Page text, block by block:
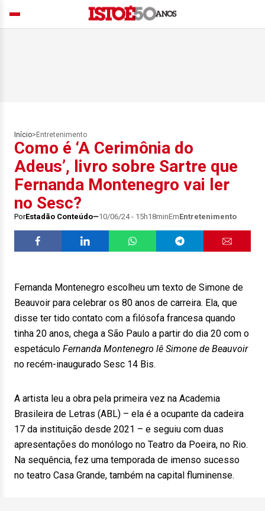
Início> Entretenimento
Como é ‘A Cerimônia do
Adeus’, livro sobre Sartre que
Fernanda Montenegro vai ler
no Sesc?
PorEstadão Conteúdo 10/06/24 - 15h18minEmEntretenimento
Fernanda Montenegro escolheu um texto de Simone de
Beauvoir para celebrar os 80 anos de carreira. Ela, que
disse ter tido contato com a filósofa francesa quando
tinha 20 anos, chega a São Paulo a partir do dia 20 com o
espetáculo Fernanda Montenegro lê Simone de Beauvoir
no recém-inaugurado Sesc 14 Bis.
A artista leu a obra pela primeira vez na Academia
Brasileira de Letras (ABL) – ela é a ocupante da cadeira
17 da instituição desde 2021 – e seguiu com duas
apresentações do monólogo no Teatro da Poeira, no Rio.
Na sequência, fez uma temporada de imenso sucesso
no teatro Casa Grande, também na capital fluminense.